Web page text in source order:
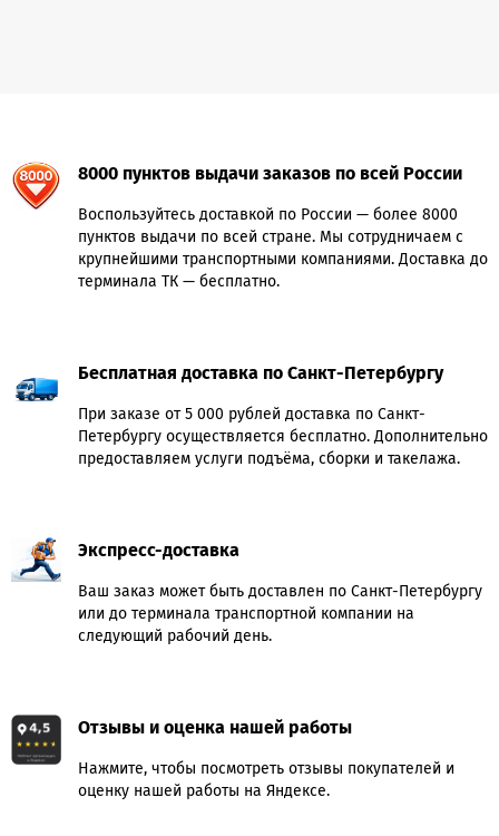
8000 пунктов выдачи заказов по всей России
Воспользуйтесь доставкой по России — более 8000
пунктов выдачи по всей стране. Мы сотрудничаем с
крупнейшими транспортными компаниями. Доставка до
терминала ТК — бесплатно.
Бесплатная доставка по Санкт-Петербургу
При заказе от 5 000 рублей доставка по Санкт-
Петербургу осуществляется бесплатно. Дополнительно
предоставляем услуги подъёма, сборки и такелажа.
Экспресс-доставка
Ваш заказ может быть доставлен по Санкт-Петербургу
или до терминала транспортной компании на
следующий рабочий день.
Отзывы и оценка нашей работы
Нажмите, чтобы посмотреть отзывы покупателей и
оценку нашей работы на Яндексе.